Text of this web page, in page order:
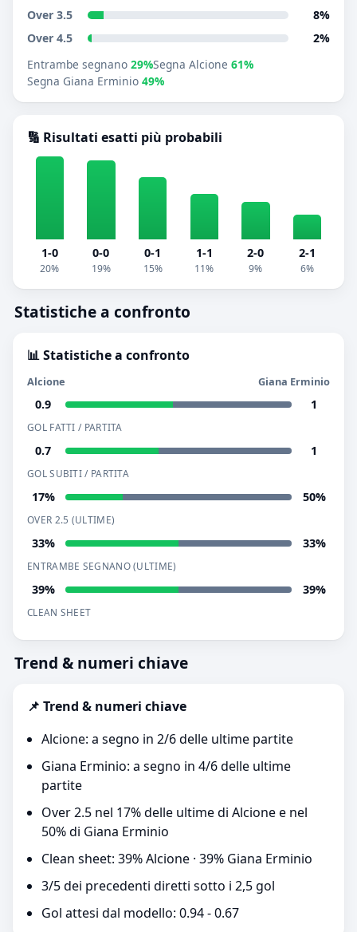
Over 3.5
8%
Over 4.5
2%
Entrambe segnano 29%Segna Alcione 61%
Segna Giana Erminio 49%
🔢 Risultati esatti più probabili
1-0
20%
0-0
19%
0-1
15%
1-1
11%
2-0
9%
2-1
6%
Statistiche a confronto
📊 Statistiche a confronto
Alcione Giana Erminio
0.9 1
GOL FATTI / PARTITA
0.7 1
GOL SUBITI / PARTITA
17% 50%
OVER 2.5 (ULTIME)
33% 33%
ENTRAMBE SEGNANO (ULTIME)
39% 39%
CLEAN SHEET
Trend & numeri chiave
📌 Trend & numeri chiave
Alcione: a segno in 2/6 delle ultime partite
Giana Erminio: a segno in 4/6 delle ultime
partite
Over 2.5 nel 17% delle ultime di Alcione e nel
50% di Giana Erminio
Clean sheet: 39% Alcione · 39% Giana Erminio
3/5 dei precedenti diretti sotto i 2,5 gol
Gol attesi dal modello: 0.94 - 0.67